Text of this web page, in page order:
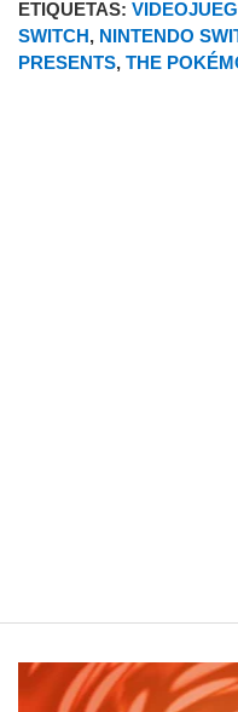
ETIQUETAS:
SWITCH, NINTENDO
PRESENTS, THE